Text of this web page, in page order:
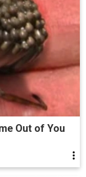
Out of You